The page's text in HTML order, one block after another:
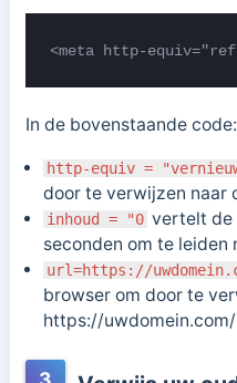
<meta http-
In de bovenstaande code:
http-equiv =
door te verwijzen naar
inhoud = "0 vertelt de
seconden om te leiden
url=https://
browser om door te
https://